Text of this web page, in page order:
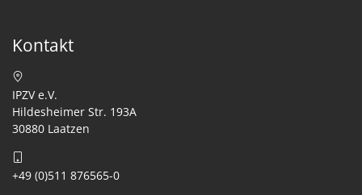
Kontakt
IPZV e.V.
Hildesheimer Str. 193A
30880 Laatzen
+49 (0)511 876565-0